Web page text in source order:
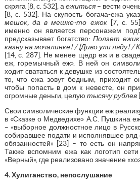
скряга [8, с. 532], а ежиться– вести
[8, с. 532]. На скупость богача-ежа
мешок, да в мешке-то ежок[7, с.
именно он является персонажем
предсказывает богатство:Ползет
казну на мочалинке! / [Диво ули ляду! /
[14, с. 287]. Не менее щедр еж и в
еж, горемычный еж». В ней он
ходит свататься к девушке из
то, что ежа зовут бедным, приходит
чтобы попасть в дом к невесте, он
огромные деньги, целую тысячу рублев
Свои символические функции еж
в «Сказке о Медведихе» А.С. Пушкина
– «выборное должностное лицо в
собиравшее подати и исполнявшее ряд
обязанностей» [23] – то есть он
Также вспомним ежа как логотип сети
«Верный», где реализовано значение
4. Хулиганство, непослушание